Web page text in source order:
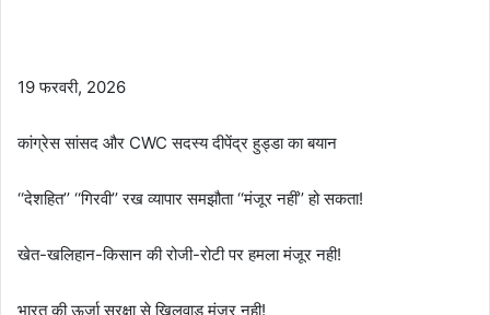
19 फरवरी, 2026
कांग्रेस सांसद और CWC सदस्य दीपेंद्र हुड्डा का बयान
‘‘देशहित’’ ‘‘गिरवी’’ रख व्यापार समझौता ‘‘मंजूर नहीं’’ हो सकता!
खेत-खलिहान-किसान की रोजी-रोटी पर हमला मंजूर नही!
भारत की ऊर्जा सुरक्षा से खिलवाड़ मंजूर नही!